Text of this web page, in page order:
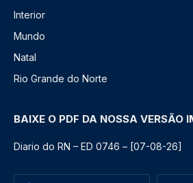
Interior
Mundo
Natal
Rio Grande do Norte
BAIXE O PDF DA NOSSA VERSÃO
Diario do RN – ED 0746 – [07-08-26]